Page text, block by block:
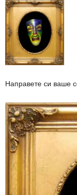
Направете си ваше